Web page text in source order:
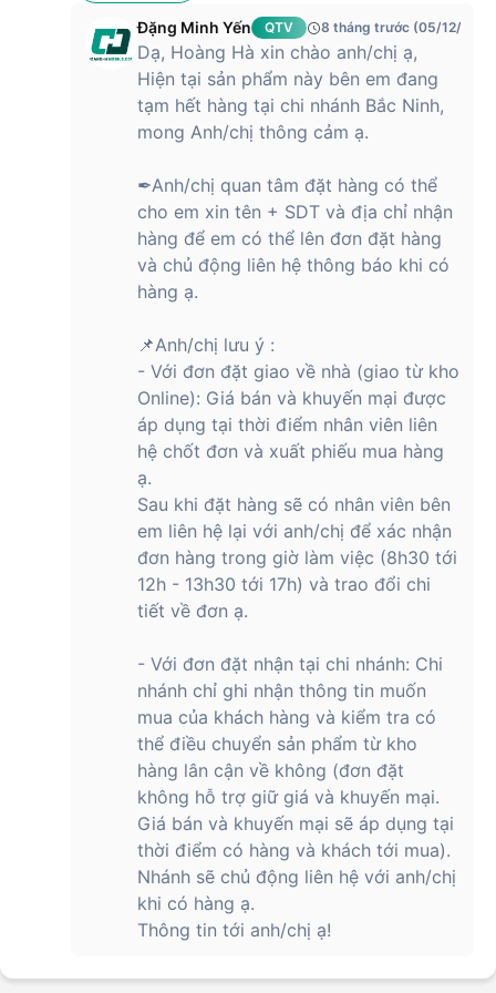
Điều khiển nhạc bằng điện thoại
Bluetooth
Điều khiển camera điện thoại
bluetooth (chỉ dành cho iOS)
Thông báo cuộc gọi điện thoại
5.2 BLE
5 hệ thống định vị vệ tinh
Công nghệ ăng ten phân cực tròn
Android 7.0 trở lên
270mAh
Thời gian sử dụng
Chế độ thường: Lên đến 10 ngày
ngày
Chế độ sử dụng nhiều: Lên đến 5
ngày
Bật GPS liên tục: Lên đến 21 giờ
Đánh giá chi tiết các tính năng nổi bật
của đồng hồ thông minh Amazfit Active 2
Premium Sapphire
Amazfit Active là lựa chọn lý tưởng cho người dùng hiện đại
nhờ sự kết hợp giữa thiết kế thời trang và công nghệ thông
tích hợp loạt tính năng theo dõi sức khỏe toàn
diện như đo nhịp tim, nồng độ oxy, quản lý giấc ngủ và
stress. Bên cạnh đó, thiết bị còn hỗ trợ hàng trăm chế độ thể
thao, định vị GPS chính xác và khả năng đồng bộ với các
ứng dụng sức khỏe phổ biến.
Thiết kế cao cấp, sang trọng, bền bỉ của đồng
Sapphire
Đặng Minh Yến QTV 8 tháng trước (05/12/
Dạ, Hoàng Hà xin chào anh/chị ạ,
Hiện tại sản phẩm này bên em đang
tạm hết hàng tại chi nhánh Bắc Ninh,
mong Anh/chị thông cảm ạ.
✒Anh/chị quan tâm đặt hàng có thể
cho em xin tên + SDT và địa chỉ nhận
hàng để em có thể lên đơn đặt hàng
và chủ động liên hệ thông báo khi có
hàng ạ.
📌Anh/chị lưu ý :
- Với đơn đặt giao về nhà (giao từ kho
Online): Giá bán và khuyến mại được
áp dụng tại thời điểm nhân viên liên
hệ chốt đơn và xuất phiếu mua hàng
ạ.
Sau khi đặt hàng sẽ có nhân viên bên
em liên hệ lại với anh/chị để xác nhận
đơn hàng trong giờ làm việc (8h30 tới
12h - 13h30 tới 17h) và trao đổi chi
tiết về đơn ạ.
- Với đơn đặt nhận tại chi nhánh: Chi
nhánh chỉ ghi nhận thông tin muốn
mua của khách hàng và kiểm tra có
thể điều chuyển sản phẩm từ kho
hàng lân cận về không (đơn đặt
không hỗ trợ giữ giá và khuyến mại.
Giá bán và khuyến mại sẽ áp dụng tại
thời điểm có hàng và khách tới mua).
Nhánh sẽ chủ động liên hệ với anh/chị
khi có hàng ạ.
Thông tin tới anh/chị ạ!